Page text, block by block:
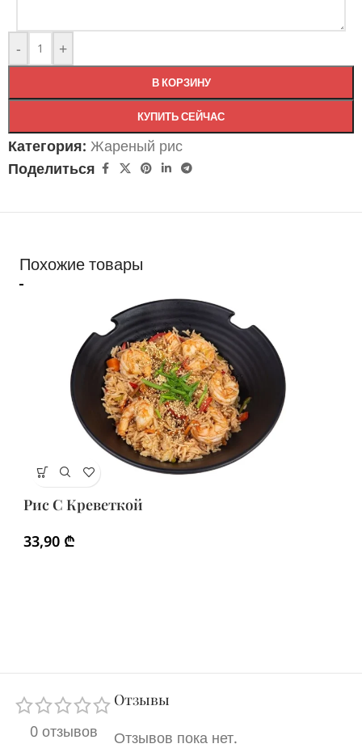
- +
В КОРЗИНУ
КУПИТЬ СЕЙЧАС
Категория: Жареный рис
Поделиться
Похожие товары
Рис С Креветкой
33,90 ₾
0 отзывов
Отзывы
Отзывов пока нет.